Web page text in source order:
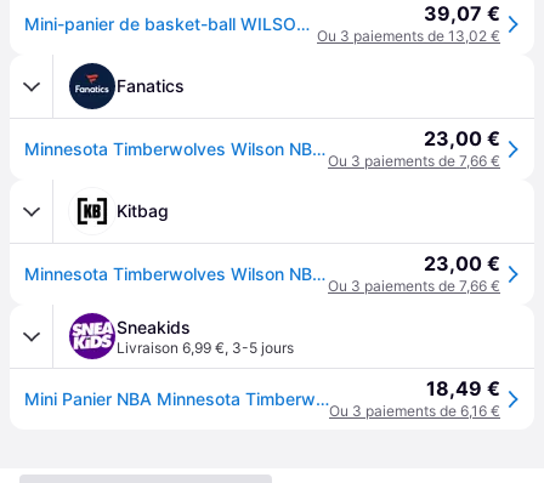
Mini-panier de basket-ball WILSON NBA Team - Minnesota Timberwolves 39,07 €
Ou 3 paiements de 13,02 €
Fanatics
Minnesota Timberwolves Wilson NBA Team Mini Hoop 23,00 €
Ou 3 paiements de 7,66 €
Kitbag
Minnesota Timberwolves Wilson NBA Team Mini Hoop 23,00 €
Ou 3 paiements de 7,66 €
Sneakids
Livraison 6,99 €, 3-5 jours
Mini Panier NBA Minnesota Timberwolves - Bleu 18,49 €
Ou 3 paiements de 6,16 €